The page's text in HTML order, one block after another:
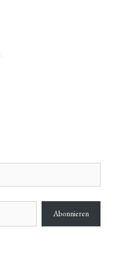
Abonnieren